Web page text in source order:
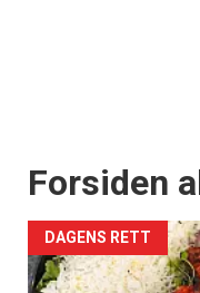
Forsiden
DAGENS RETT